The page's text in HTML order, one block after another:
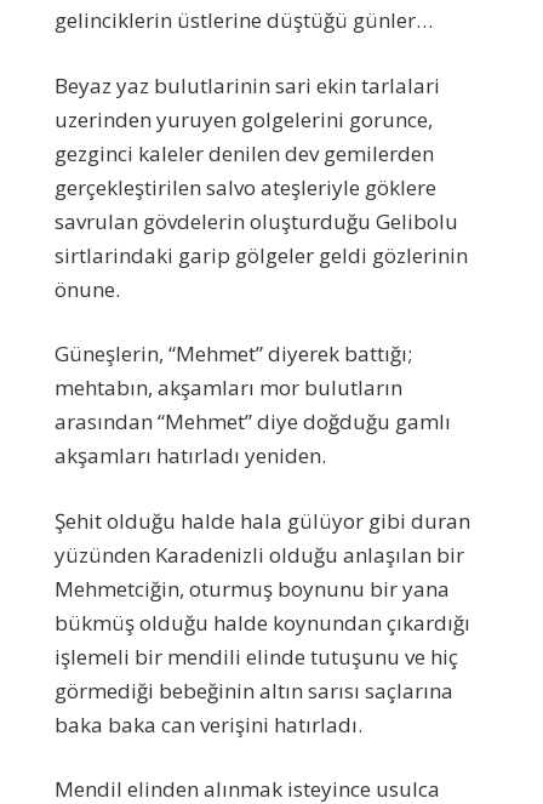
gelinciklerin üstlerine düştüğü günler…
Beyaz yaz bulutlarinin sari ekin tarlalari
uzerinden yuruyen golgelerini gorunce,
gezginci kaleler denilen dev gemilerden
gerçekleştirilen salvo ateşleriyle göklere
savrulan gövdelerin oluşturduğu Gelibolu
sirtlarindaki garip gölgeler geldi gözlerinin
önune.
Güneşlerin, “Mehmet” diyerek battığı;
mehtabın, akşamları mor bulutların
arasından “Mehmet” diye doğduğu gamlı
akşamları hatırladı yeniden.
Şehit olduğu halde hala gülüyor gibi duran
yüzünden Karadenizli olduğu anlaşılan bir
Mehmetciğin, oturmuş boynunu bir yana
bükmüş olduğu halde koynundan çıkardığı
işlemeli bir mendili elinde tutuşunu ve hiç
görmediği bebeğinin altın sarısı saçlarına
baka baka can verişini hatırladı.
Mendil elinden alınmak isteyince usulca